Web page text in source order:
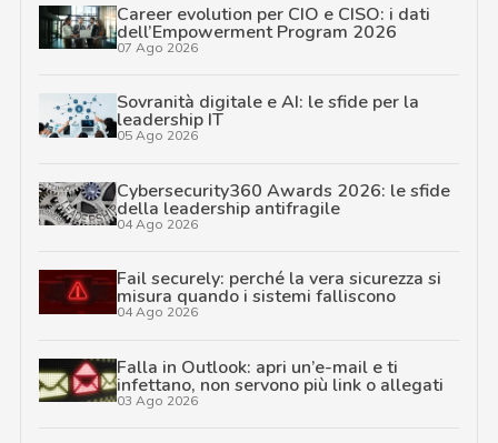
Career evolution per CIO e CISO: i dati
dell’Empowerment Program 2026
07 Ago 2026
Sovranità digitale e AI: le sfide per la
leadership IT
05 Ago 2026
Cybersecurity360 Awards 2026: le sfide
della leadership antifragile
04 Ago 2026
Fail securely: perché la vera sicurezza si
misura quando i sistemi falliscono
04 Ago 2026
Falla in Outlook: apri un’e-mail e ti
infettano, non servono più link o allegati
03 Ago 2026